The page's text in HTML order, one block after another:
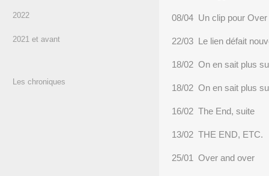
2022
2021 et avant
Les chroniques
08/04 Un clip pour
22/03 Le lien défait
18/02 On en sait plus
18/02 On en sait plus
16/02 The End, suite
13/02 THE END, ETC.
25/01 Over and over